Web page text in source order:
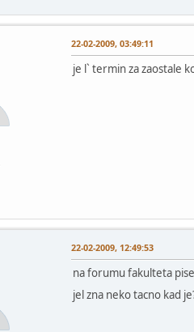
22-02-2009, 03:49:11
je l` termin za zaostale
22-02-2009, 12:49:53
na forumu fakulteta
jel zna neko tacno kad